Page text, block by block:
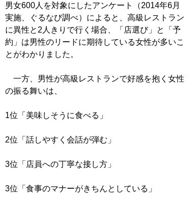
男女600人を対象にしたアンケート（2014年6月
実施、ぐるなび調べ）によると、高級レストラン
に異性と2人きりで行く場合、「店選び」と「予
約」は男性のリードに期待している女性が多いこ
とがわかりました。
一方、男性が高級レストランで好感を抱く女性
の振る舞いは、
1位「美味しそうに食べる」
2位「話しやすく会話が弾む」
3位「店員への丁寧な接し方」
3位「食事のマナーがきちんとしている」